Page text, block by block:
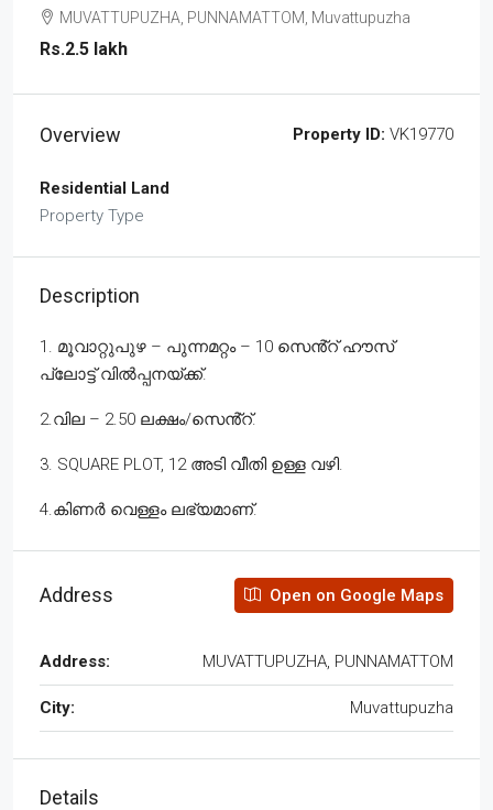
MUVATTUPUZHA, PUNNAMATTOM, Muvattupuzha
Rs.2.5 lakh
Overview Property ID: VK19770
Residential Land
Property Type
Description
1. മൂവാറ്റുപുഴ – പുന്നമറ്റം – 10 സെൻ്റ് ഹൗസ്
പ്ലോട്ട് വിൽപ്പനയ്ക്ക്.
2.വില – 2.50 ലക്ഷം/സെൻ്റ്.
3. SQUARE PLOT, 12 അടി വീതി ഉള്ള വഴി.
4.കിണർ വെള്ളം ലഭ്യമാണ്.
Address Open on Google Maps
Address: MUVATTUPUZHA, PUNNAMATTOM
City: Muvattupuzha
Details